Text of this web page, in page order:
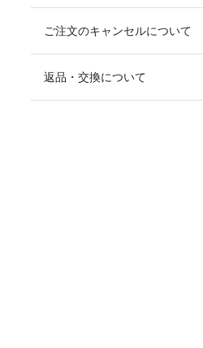
ご注文のキャンセルについて
返品・交換について